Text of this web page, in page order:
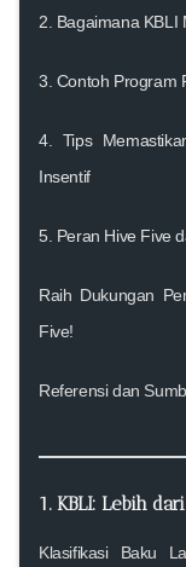
2. Bagaimana KBLI
3. Contoh Program
4. Tips
Insentif
5. Peran Hive Five
Raih Dukungan
Five!
Referensi dan
1. KBLI: Lebih
Klasifikasi Baku